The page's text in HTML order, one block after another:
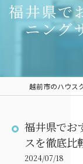
福井県で
ニング
福井県でお
スを徹底比
2024/07/18